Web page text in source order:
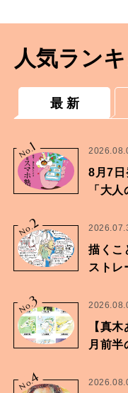
人気ラン
最 新
No.
1
8月7日
「大
No.2
描くこ
ストレ
No.3
【真
月前半
No.
4